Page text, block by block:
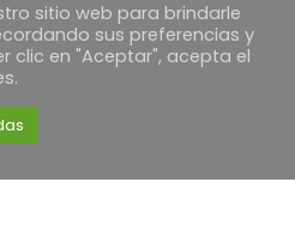
sitio web para brindarle
sus preferencias y
clic en "Aceptar", acepta el